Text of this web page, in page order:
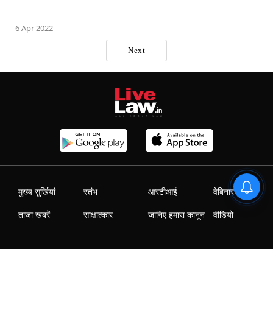
6 Apr 2022
Next
मुख्य सुर्खियां
ताजा खबरें
स्तंभ
साक्षात्कार
आरटीआई
जानिए हमारा कानून
वेबिनार
वीडियो